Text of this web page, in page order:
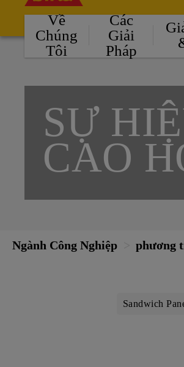
Về
Chúng
Tôi
Các
Giải
Pháp
SỰ
CAO
Ngành Công Nghiệp phương
Sandwich